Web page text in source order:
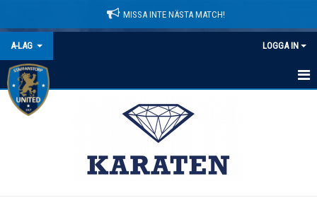
MISSA INTE NÄSTA MATCH!
A-LAG LOGGA IN
HEM